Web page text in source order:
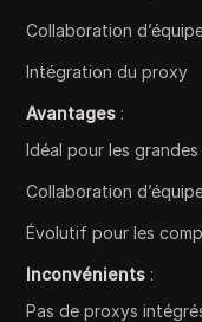
Collaboration
Intégration du proxy
Avantages :
Idéal pour les
Collaboration
Évolutif pour les
Inconvénients :
Pas de proxys